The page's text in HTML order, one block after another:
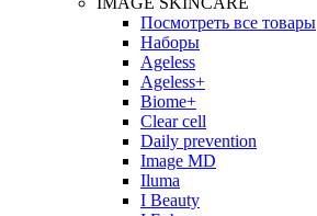
Посмотреть все товары
Наборы
Ageless
Ageless+
Biome+
Clear cell
Daily prevention
Image MD
Iluma
I Beauty